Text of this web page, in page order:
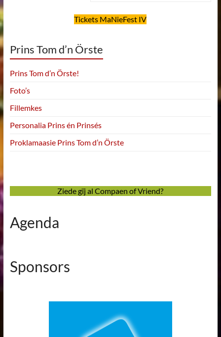
Tickets MaNieFest IV
Prins Tom d’n Örste
Prins Tom d’n Örste!
Foto’s
Fillemkes
Personalia Prins én Prinsés
Proklamaasie Prins Tom d’n Örste
Ziede gïj al Compaen of Vriend?
Agenda
Sponsors